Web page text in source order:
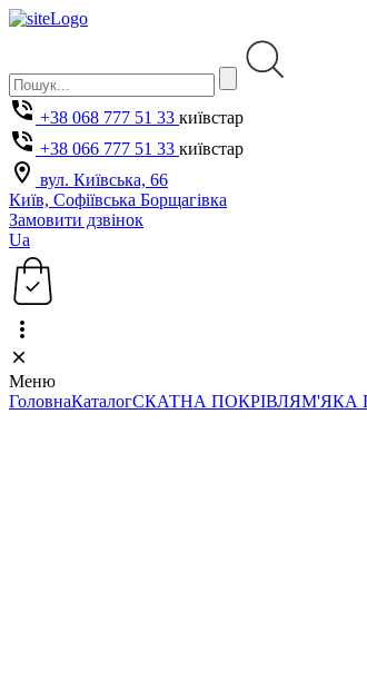
+38 068 777 51 33 київстар
+38 066 777 51 33 київстар
вул. Київська, 66
Київ, Софіївська Борщагівка
Замовити дзвінок
Ua
Меню
ГоловнаКаталогСКАТНА ПОКРІВЛЯМ'ЯКА